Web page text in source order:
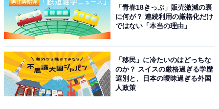
子どもに倫理観を教えるのは、学校ではなく、保護者の
役目だということを忘れてはいけません。
「子どもの自由を尊重する」と言って、しつけをせず、
倫理観を教えない親もいます。
しつけを頑張っている親も、「それはだめでしょ」など
「青春18きっぷ」販売激減の裏
に何が？ 連続利用の厳格化だけ
ではない「本当の理由」
「移民」に冷たいのはどっちな
のか？ スイスの厳格過ぎる学歴
選別と、日本の曖昧過ぎる外国
人政策